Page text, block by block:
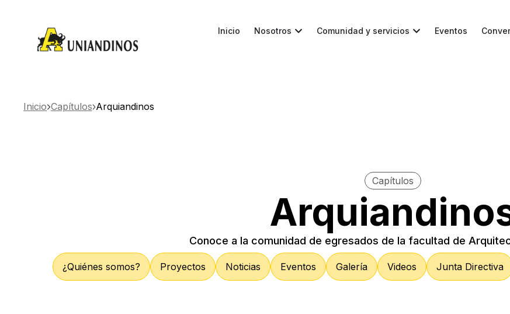
Inicio Nosotros Comunidad y servicios Eventos
Inicio Capítulos Arquiandinos
Capítulos
Conoce a la comunidad de egresados de la facultad de
¿Quiénes somos? Proyectos Noticias Eventos Galería Videos Junta Directiva